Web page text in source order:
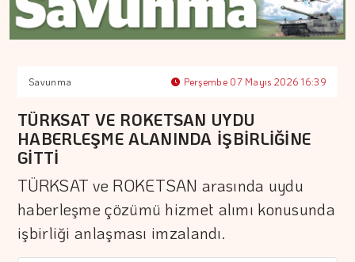
Savunma Perşembe 07 Mayıs 2026 16:39
TÜRKSAT VE ROKETSAN UYDU
HABERLEŞME ALANINDA İŞBİRLİĞİNE
GİTTİ
TÜRKSAT ve ROKETSAN arasında uydu
haberleşme çözümü hizmet alımı konusunda
işbirliği anlaşması imzalandı.